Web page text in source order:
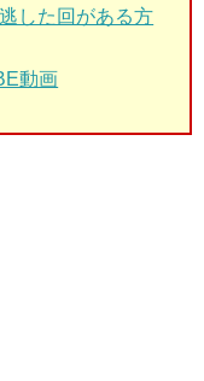
した回がある方
動画